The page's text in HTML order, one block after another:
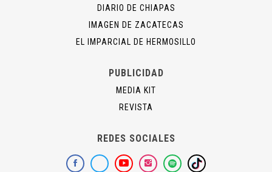
DIARIO DE CHIAPAS
IMAGEN DE ZACATECAS
EL IMPARCIAL DE HERMOSILLO
PUBLICIDAD
MEDIA KIT
REVISTA
REDES SOCIALES